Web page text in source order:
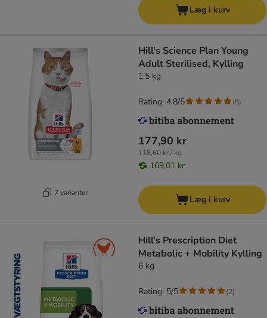
Læg i kurv
7 varianter
Hill's Science Plan Young
Adult Sterilised, Kylling
1,5 kg
177,90 kr
118,60 kr / kg
169,01 kr
Rating: 4.8/5 (5)
Læg i kurv
Hill's Prescription Diet
Metabolic + Mobility Kylling
6 kg
Rating: 5/5 (2)